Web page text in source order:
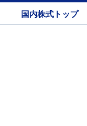
国内株式トップ